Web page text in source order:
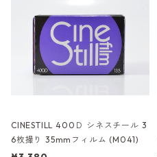
CINESTILL 400Ｄ シネスチール 3
6枚撮り 35mmフィルム (M041)